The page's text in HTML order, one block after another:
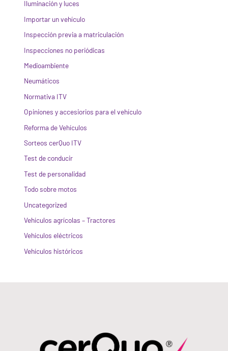
Iluminación y luces
Importar un vehículo
Inspección previa a matriculación
Inspecciones no periódicas
Medioambiente
Neumáticos
Normativa ITV
Opiniones y accesiorios para el vehículo
Reforma de Vehículos
Sorteos cerQuo ITV
Test de conducir
Test de personalidad
Todo sobre motos
Uncategorized
Vehículos agrícolas – Tractores
Vehículos eléctricos
Vehículos históricos